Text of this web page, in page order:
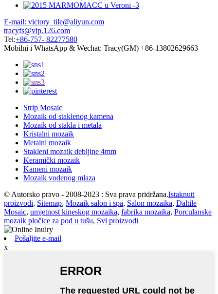
E-mail: victory_tile@aliyun.com
tracyfs@vip.126.com
Tel:+86-757- 82277580
Mobilni i WhatsApp & Wechat: Tracy(GM) +86-13802629663
Strip Mosaic
Mozaik od staklenog kamena
Mozaik od stakla i metala
Kristalni mozaik
Metalni mozaik
Stakleni mozaik debljine 4mm
Keramički mozaik
Kameni mozaik
Mozaik vodenog mlaza
© Autorsko pravo - 2008-2023 : Sva prava pridržana.Istaknuti
proizvodi, Sitemap, Mozaik salon i spa, Salon mozaika, Daltile
Mosaic, umjetnost kineskog mozaika, fabrika mozaika, Porculanske
mozaik pločice za pod u tušu, Svi proizvodi
Pošaljite e-mail
x